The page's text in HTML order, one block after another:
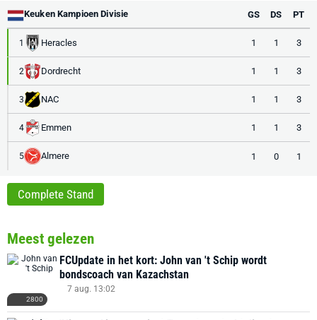
Keuken Kampioen Divisie GS DS PT
1 Heracles 1 1 3
2 Dordrecht 1 1 3
3 NAC 1 1 3
4 Emmen 1 1 3
5 Almere 1 0 1
Complete Stand
Meest gelezen
2800
FCUpdate in het kort: John van 't Schip wordt
bondscoach van Kazachstan
7 aug. 13:02